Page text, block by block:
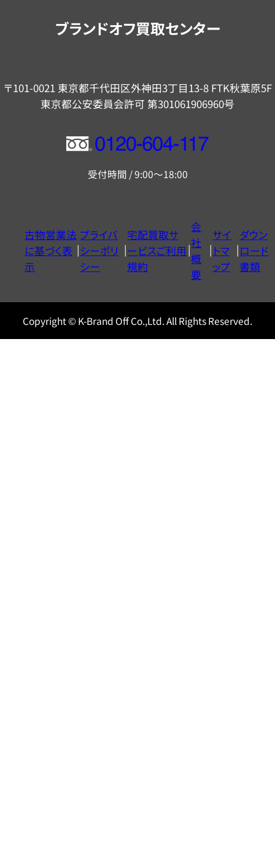
ブランドオフ買取センター
〒101-0021 東京都千代田区外神田3丁目13-8 FTK秋葉原5F
東京都公安委員会許可 第301061906960号
フ
ー
ヤ
ル
0120604117
受付時間 / 9:00～18:00
古物営業法
に基づく表
示
プライバ
シーポリ
シー
宅配買取サ
ービスご利用
規約
会
社
概
要
サイ
トマ
ップ
ダウン
ロード
書類
Copyright © K-Brand Off Co.,Ltd. All Rights Reserved.